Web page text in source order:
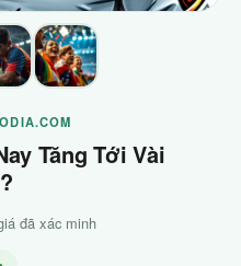
Tăng Tới Vài
đã xác minh